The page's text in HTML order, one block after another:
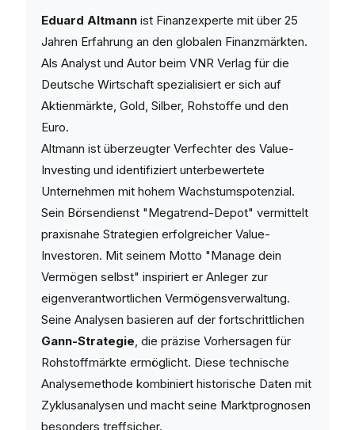
Eduard Altmann ist Finanzexperte mit über 25
Jahren Erfahrung an den globalen Finanzmärkten.
Als Analyst und Autor beim VNR Verlag für die
Deutsche Wirtschaft spezialisiert er sich auf
Aktienmärkte, Gold, Silber, Rohstoffe und den
Euro.
Altmann ist überzeugter Verfechter des Value-
Investing und identifiziert unterbewertete
Unternehmen mit hohem Wachstumspotenzial.
Sein Börsendienst "Megatrend-Depot" vermittelt
praxisnahe Strategien erfolgreicher Value-
Investoren. Mit seinem Motto "Manage dein
Vermögen selbst" inspiriert er Anleger zur
eigenverantwortlichen Vermögensverwaltung.
Seine Analysen basieren auf der fortschrittlichen
Gann-Strategie , die präzise Vorhersagen für
Rohstoffmärkte ermöglicht. Diese technische
Analysemethode kombiniert historische Daten mit
Zyklusanalysen und macht seine Marktprognosen
besonders treffsicher.